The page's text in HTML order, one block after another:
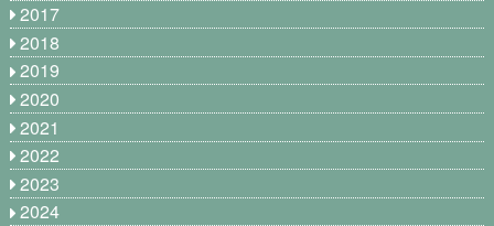
2017
2018
2019
2020
2021
2022
2023
2024